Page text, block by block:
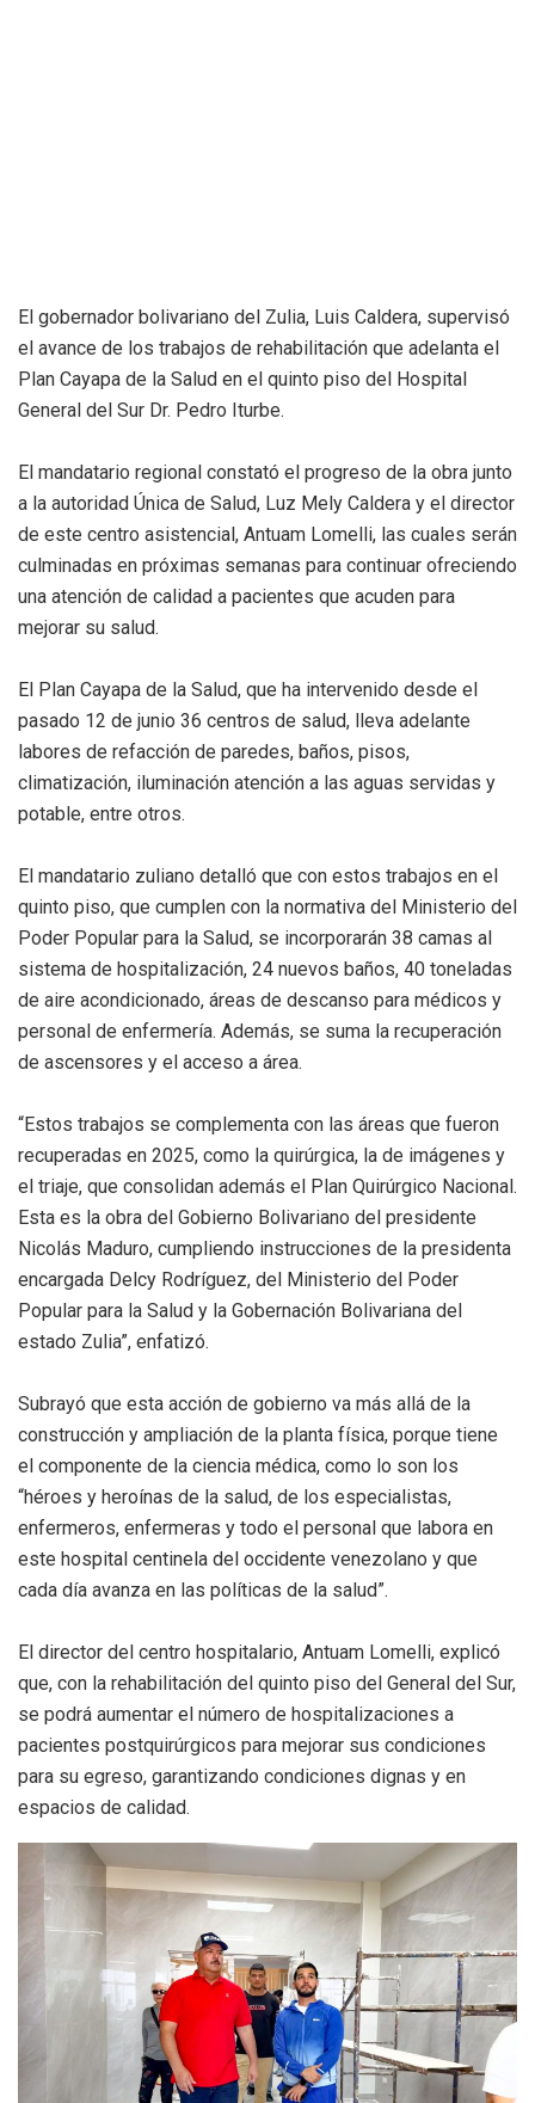
El gobernador bolivariano del Zulia, Luis Caldera, supervisó
el avance de los trabajos de rehabilitación que adelanta el
Plan Cayapa de la Salud en el quinto piso del Hospital
General del Sur Dr. Pedro Iturbe.
El mandatario regional constató el progreso de la obra junto
a la autoridad Única de Salud, Luz Mely Caldera y el director
de este centro asistencial, Antuam Lomelli, las cuales serán
culminadas en próximas semanas para continuar ofreciendo
una atención de calidad a pacientes que acuden para
mejorar su salud.
El Plan Cayapa de la Salud, que ha intervenido desde el
pasado 12 de junio 36 centros de salud, lleva adelante
labores de refacción de paredes, baños, pisos,
climatización, iluminación atención a las aguas servidas y
potable, entre otros.
El mandatario zuliano detalló que con estos trabajos en el
quinto piso, que cumplen con la normativa del Ministerio del
Poder Popular para la Salud, se incorporarán 38 camas al
sistema de hospitalización, 24 nuevos baños, 40 toneladas
de aire acondicionado, áreas de descanso para médicos y
personal de enfermería. Además, se suma la recuperación
de ascensores y el acceso a área.
“Estos trabajos se complementa con las áreas que fueron
recuperadas en 2025, como la quirúrgica, la de imágenes y
el triaje, que consolidan además el Plan Quirúrgico Nacional.
Esta es la obra del Gobierno Bolivariano del presidente
Nicolás Maduro, cumpliendo instrucciones de la presidenta
encargada Delcy Rodríguez, del Ministerio del Poder
Popular para la Salud y la Gobernación Bolivariana del
estado Zulia”, enfatizó.
Subrayó que esta acción de gobierno va más allá de la
construcción y ampliación de la planta física, porque tiene
el componente de la ciencia médica, como lo son los
“héroes y heroínas de la salud, de los especialistas,
enfermeros, enfermeras y todo el personal que labora en
este hospital centinela del occidente venezolano y que
cada día avanza en las políticas de la salud”.
El director del centro hospitalario, Antuam Lomelli, explicó
que, con la rehabilitación del quinto piso del General del Sur,
se podrá aumentar el número de hospitalizaciones a
pacientes postquirúrgicos para mejorar sus condiciones
para su egreso, garantizando condiciones dignas y en
espacios de calidad.